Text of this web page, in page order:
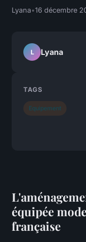
Lyana•16 décembre
équipée
française
L Lyana
TAGS
Equipement